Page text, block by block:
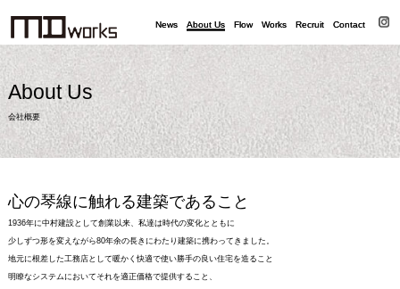
News About Us Flow Works Recruit Contact
News About Us Flow Works Recruit Contact
About Us
会社概要
心の琴線に触れる建築であること
1936年に中村建設として創業以来、私達は時代の変化とともに
少しずつ形を変えながら80年余の長きにわたり建築に携わってきました。
地元に根差した工務店として暖かく快適で使い勝手の良い住宅を造ること
明瞭なシステムにおいてそれを適正価格で提供すること、